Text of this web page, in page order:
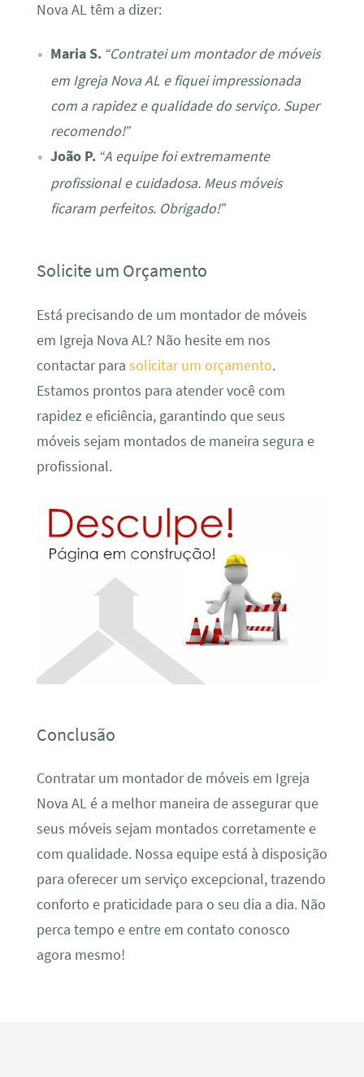
Nova AL têm a dizer:
Maria S. “Contratei um montador de móveis
em Igreja Nova AL e fiquei impressionada
com a rapidez e qualidade do serviço. Super
recomendo!”
João P. “A equipe foi extremamente
profissional e cuidadosa. Meus móveis
ficaram perfeitos. Obrigado!”
Solicite um Orçamento
Está precisando de um montador de móveis
em Igreja Nova AL? Não hesite em nos
contactar para solicitar um orçamento.
Estamos prontos para atender você com
rapidez e eficiência, garantindo que seus
móveis sejam montados de maneira segura e
profissional.
Conclusão
Contratar um montador de móveis em Igreja
Nova AL é a melhor maneira de assegurar que
seus móveis sejam montados corretamente e
com qualidade. Nossa equipe está à disposição
para oferecer um serviço excepcional, trazendo
conforto e praticidade para o seu dia a dia. Não
perca tempo e entre em contato conosco
agora mesmo!